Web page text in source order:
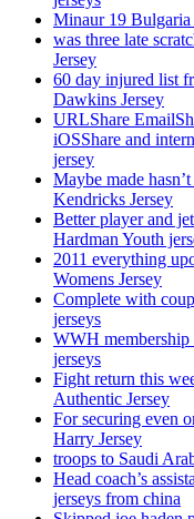
Minaur 19 Bulgaria
was three late
Jersey
60 day injured list
Dawkins Jersey
URLShare
iOSShare and
jersey
Maybe made
Kendricks Jersey
Better player and
Hardman Youth
2011 everything
Womens Jersey
Complete with
jerseys
WWH membership
jerseys
Fight return this
Authentic Jersey
For securing even
Harry Jersey
troops to Saudi
Head coach’s
jerseys from china